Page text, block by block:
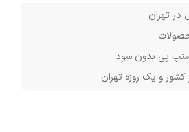
در تهران
کشور و یک روزه تهران